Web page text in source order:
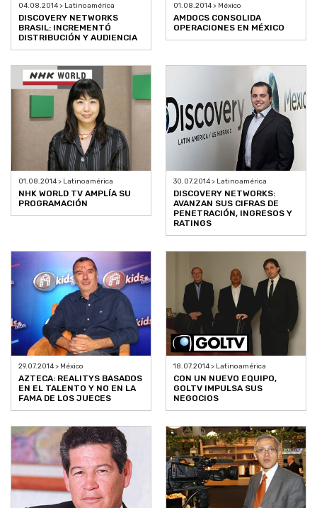
04.08.2014 > Latinoamérica
DISCOVERY NETWORKS
BRASIL: INCREMENTÓ
DISTRIBUCIÓN Y AUDIENCIA
01.08.2014 > México
AMDOCS CONSOLIDA
OPERACIONES EN MÉXICO
01.08.2014 > Latinoamérica
NHK WORLD TV AMPLÍA SU
PROGRAMACIÓN
30.07.2014 > Latinoamérica
DISCOVERY NETWORKS:
AVANZAN SUS CIFRAS DE
PENETRACIÓN, INGRESOS Y
RATINGS
29.07.2014 > México
AZTECA: REALITYS BASADOS
EN EL TALENTO Y NO EN LA
FAMA DE LOS JUECES
18.07.2014 > Latinoamérica
CON UN NUEVO EQUIPO,
GOLTV IMPULSA SUS
NEGOCIOS